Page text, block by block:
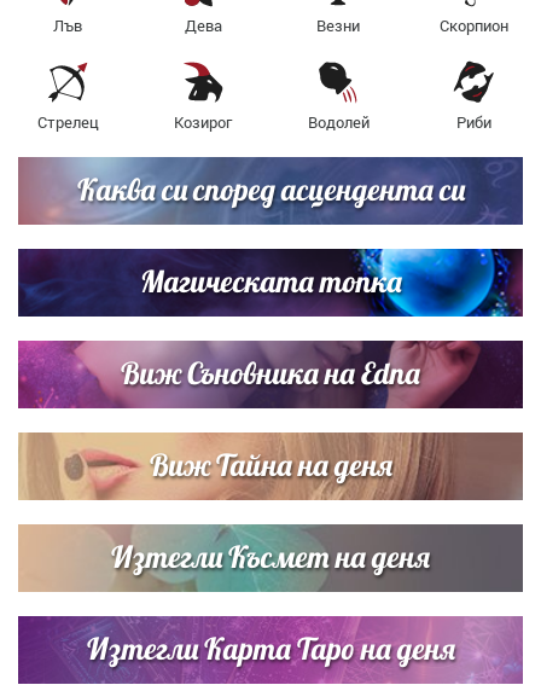
Лъв Дева Везни Скорпион
Стрелец Козирог Водолей Риби
Каква си според асцендента си
Магическата топка
Виж Съновника на Edna
Виж Тайна на деня
Изтегли Късмет на деня
Изтегли Карта Таро на деня